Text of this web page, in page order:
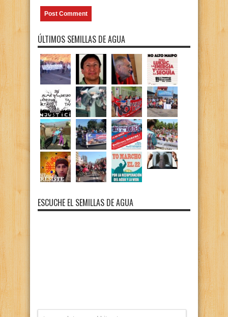
ÚLTIMOS SEMILLAS DE AGUA
ESCUCHE EL SEMILLAS DE AGUA